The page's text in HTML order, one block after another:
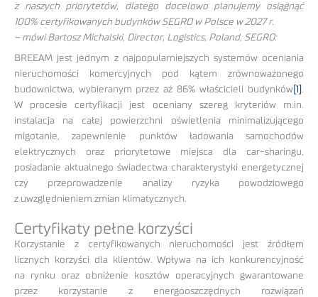
z naszych priorytetów, dlatego docelowo planujemy osiągnąć
100% certyfikowanych budynków SEGRO w Polsce w 2027 r.
– mówi Bartosz Michalski, Director, Logistics, Poland, SEGRO:
BREEAM jest jednym z najpopularniejszych systemów oceniania
nieruchomości komercyjnych pod kątem zrównoważonego
budownictwa, wybieranym przez aż 86% właścicieli budynków[1] .
W procesie certyfikacji jest oceniany szereg kryteriów m.in.
instalacja na całej powierzchni oświetlenia minimalizującego
migotanie, zapewnienie punktów ładowania samochodów
elektrycznych oraz priorytetowe miejsca dla car-sharingu,
posiadanie aktualnego świadectwa charakterystyki energetycznej
czy przeprowadzenie analizy ryzyka powodziowego
z uwzględnieniem zmian klimatycznych.
Certyfikaty pełne korzyści
Korzystanie z certyfikowanych nieruchomości jest źródłem
licznych korzyści dla klientów. Wpływa na ich konkurencyjność
na rynku oraz obniżenie kosztów operacyjnych gwarantowane
przez korzystanie z energooszczędnych rozwiązań